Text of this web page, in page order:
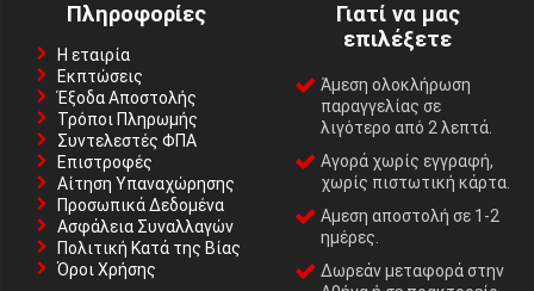
Πληροφορίες
Η εταιρία
Εκπτώσεις
Έξοδα Αποστολής
Τρόποι Πληρωμής
Συντελεστές ΦΠΑ
Επιστροφές
Αίτηση Υπαναχώρησης
Προσωπικά Δεδομένα
Ασφάλεια Συναλλαγών
Πολιτική Κατά της Βίας
Όροι Χρήσης
Γιατί να μας
επιλέξετε
Άμεση ολοκλήρωση
παραγγελίας σε
λιγότερο από 2 λεπτά.
Αγορά χωρίς εγγραφή,
χωρίς πιστωτική κάρτα.
Αμεση αποστολή σε 1-2
ημέρες.
Δωρεάν μεταφορά στην